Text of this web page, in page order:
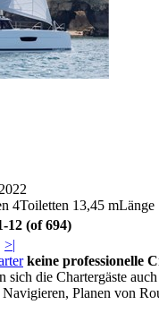
2022
4Toiletten 13,45 mLänge
12 (of 694)
>|
keine professionelle
sich die Chartergäste
Planen von